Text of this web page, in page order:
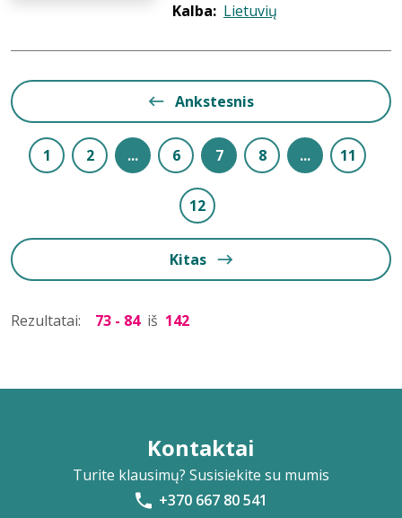
Kalba: Lietuvių
Ankstesnis
1 2 ... 6 7 8 ... 11
12
Kitas
Rezultatai: 73 - 84 iš 142
Kontaktai
Turite klausimų? Susisiekite su mumis
+370 667 80 541